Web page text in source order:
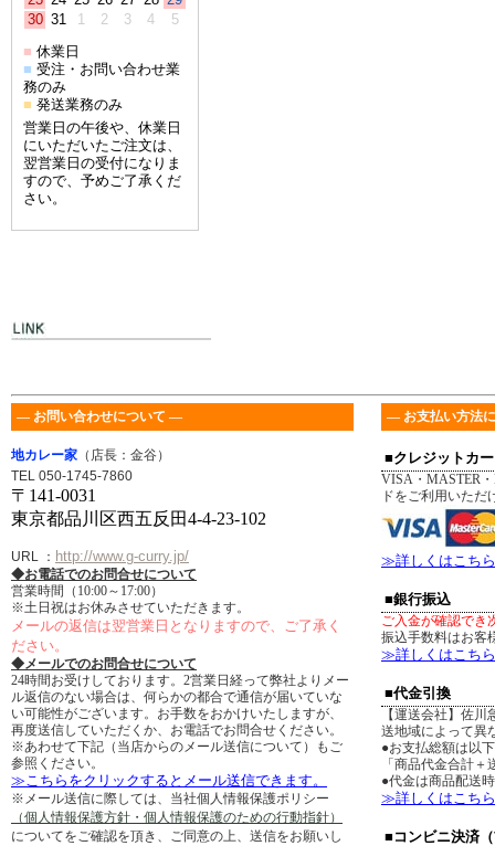
30 31 1 2 3 4 5
■ 休業日
■ 受注・お問い合わせ業
務のみ
■ 発送業務のみ
営業日の午後や、休業日
にいただいたご注文は、
翌営業日の受付になりま
すので、予めご了承くだ
さい。
― お問い合わせについて ―
地カレー家 （店長：金谷）
TEL 050-1745-7860
〒141-0031
東京都品川区西五反田4-4-23-102
URL ： http://www.g-curry.jp/
◆お電話でのお問合せについて
営業時間（10:00～17:00）
※土日祝はお休みさせていただきます。
メールの返信は翌営業日となりますので、ご了承く
ださい。
◆メールでのお問合せについて
24時間お受けしております。2営業日経って弊社よりメー
ル返信のない場合は、何らかの都合で通信が届いていな
い可能性がございます。お手数をおかけいたしますが、
再度送信していただくか、お電話でお問合せください。
※あわせて下記（当店からのメール送信について）もご
参照ください。
≫こちらをクリックするとメール送信できます。
※メール送信に際しては、当社個人情報保護ポリシー
（個人情報保護方針・個人情報保護のための行動指針）
についてをご確認を頂き、ご同意の上、送信をお願いし
― お支払い方法
■クレジットカ
VISA・MASTER
ドをご利用いただ
≫詳しくはこち
■銀行振込
ご入金が確認でき
振込手数料はお客
≫詳しくはこち
■代金引換
【運送会社】佐
送地域によって異
●お支払総額は以
「商品代金合計
●代金は商品配送
≫詳しくはこち
■コンビニ決済